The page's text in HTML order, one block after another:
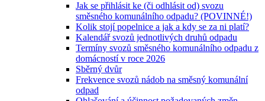
Jak se přihlásit ke (či odhlásit od) svozu
směsného komunálního odpadu? (POVINNÉ!)
Kolik stojí popelnice a jak a kdy se za ni platí?
Kalendář svozů jednotlivých druhů odpadu
Termíny svozů směsného komunálního odpadu z
domácností v roce 2026
Sběrný dvůr
Frekvence svozů nádob na směsný komunální
odpad